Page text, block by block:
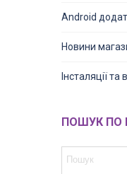
Android
Новини
Інсталяції та
ПОШУК ПО